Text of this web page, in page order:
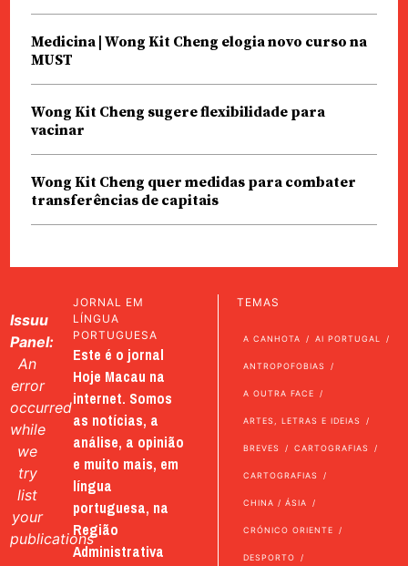
Medicina | Wong Kit Cheng elogia novo curso na
MUST
Wong Kit Cheng sugere flexibilidade para
vacinar
Wong Kit Cheng quer medidas para combater
transferências de capitais
Issuu
Panel:
An
error
occurred
while
we
try
list
your
publications
JORNAL EM
LÍNGUA
PORTUGUESA
Este é o jornal
Hoje Macau na
internet. Somos
as notícias, a
análise, a opinião
e muito mais, em
língua
portuguesa, na
Região
Administrativa
TEMAS
A CANHOTA AI PORTUGAL
ANTROPOFOBIAS
A OUTRA FACE
ARTES, LETRAS E IDEIAS
BREVES CARTOGRAFIAS
CARTOGRAFIAS
CHINA / ÁSIA
CRÓNICO ORIENTE
DESPORTO